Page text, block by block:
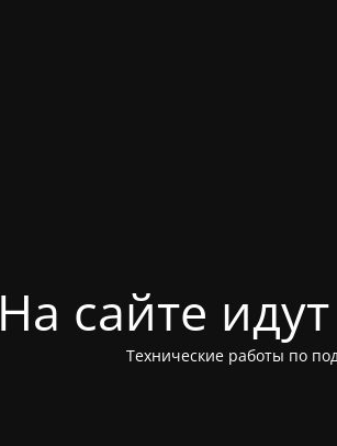
На сайте
Технические работы по